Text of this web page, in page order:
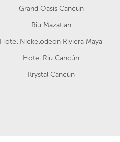
Grand Oasis Cancun
Riu Mazatlan
Hotel Nickelodeon Riviera Maya
Hotel Riu Cancún
Krystal Cancún